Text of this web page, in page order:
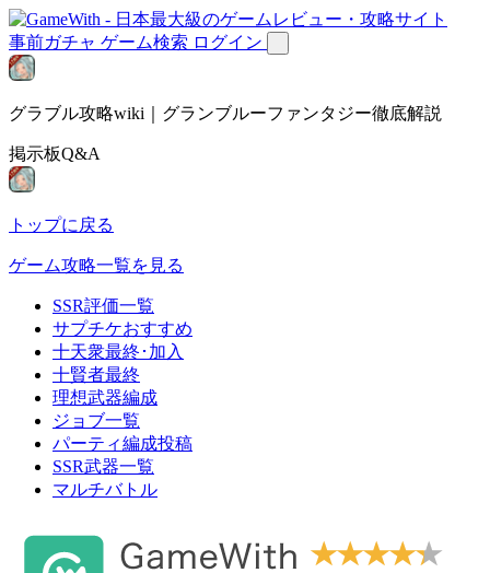
事前ガチャ ゲーム検索 ログイン
グラブル攻略wiki｜グランブルーファンタジー徹底解説
掲示板Q&A
トップに戻る
ゲーム攻略一覧を見る
SSR評価一覧
サプチケおすすめ
十天衆最終･加入
十賢者最終
理想武器編成
ジョブ一覧
パーティ編成投稿
SSR武器一覧
マルチバトル